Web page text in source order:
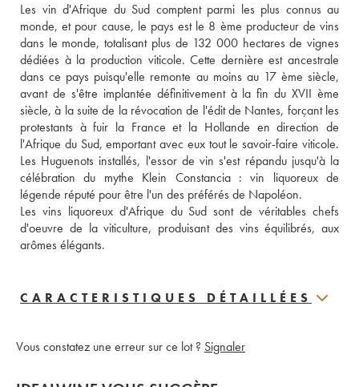
Les vin d'Afrique du Sud comptent parmi les plus connus au
monde, et pour cause, le pays est le 8 ème producteur de vins
dans le monde, totalisant plus de 132 000 hectares de vignes
dédiées à la production viticole. Cette dernière est ancestrale
dans ce pays puisqu'elle remonte au moins au 17 ème siècle,
avant de s'être implantée définitivement à la fin du XVII ème
siècle, à la suite de la révocation de l'édit de Nantes, forçant les
protestants à fuir la France et la Hollande en direction de
l'Afrique du Sud, emportant avec eux tout le savoir-faire viticole.
Les Huguenots installés, l'essor de vin s'est répandu jusqu'à la
célébration du mythe Klein Constancia : vin liquoreux de
légende réputé pour être l'un des préférés de Napoléon.
Les vins liquoreux d'Afrique du Sud sont de véritables chefs
d'oeuvre de la viticulture, produisant des vins équilibrés, aux
arômes élégants.
CARACTERISTIQUES DÉTAILLÉES
Vous constatez une erreur sur ce lot ? Signaler